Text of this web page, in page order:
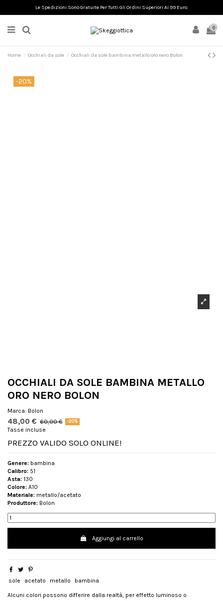
Le Spedizioni Sono Gratuite Per Tutti Gli Ordini Superiori Ai 99 Euro.
0
Home Occhiali da sole Occhiali da sole bambina metallo oro nero Bolon
-20%
OCCHIALI DA SOLE BAMBINA METALLO
ORO NERO BOLON
Marca: Bolon
48,00 € 60,00 € -20%
Tasse incluse
Genere: bambina
Calibro: 51
Asta: 130
Colore: A10
Materiale: metallo/acetato
Produttore: Bolon
Aggiungi al carrello
sole acetato metallo bambina
Alcuni colori possono differire dalla realtà, per effetto luminoso o